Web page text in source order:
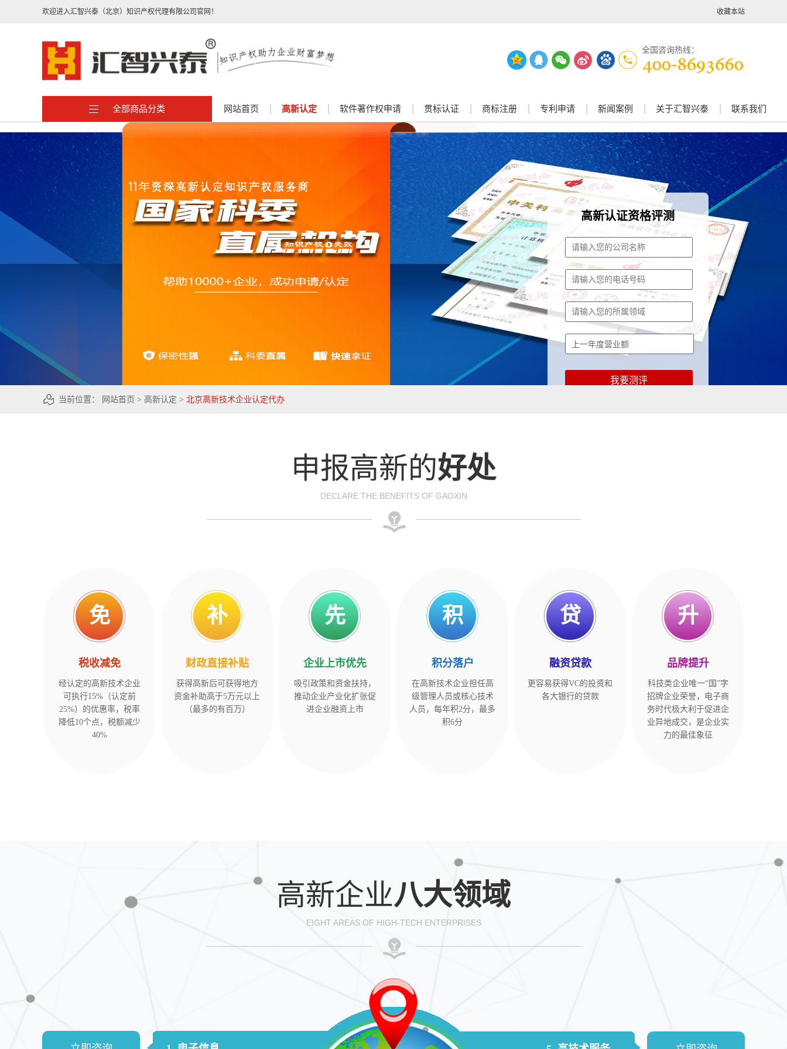
欢迎进入汇智兴泰（北京）知识产权代理有限公司官网！ 收藏本站
全国咨询热线：
全部商品分类 网站首页 高新认定 软件著作权申请 贯标认证 商标注册 专利申请 新闻案例 关于汇智兴泰 联系我们
高新认证资格评测
当前位置： 网站首页 > 高新认定 > 北京高新技术企业认定代办
申报高新的好处
DECLARE THE BENEFITS OF GAOXIN
免
税收减免
经认定的高新技术企业
可执行15%（认定前
25%）的优惠率，税率
降低10个点，税额减少
40%
补
财政直接补贴
获得高新后可获得地方
资金补助高于5万元以上
（最多的有百万）
先
企业上市优先
吸引政策和资金扶持，
推动企业产业化扩张促
进企业融资上市
积
积分落户
在高新技术企业担任高
级管理人员或核心技术
人员，每年积2分，最多
积6分
贷
融资贷款
更容易获得VC的投资和
各大银行的贷款
升
品牌提升
科技类企业唯一“国”字
招牌企业荣誉，电子商
务时代极大利于促进企
业异地成交，是企业实
力的最佳象征
高新企业八大领域
EIGHT AREAS OF HIGH-TECH ENTERPRISES